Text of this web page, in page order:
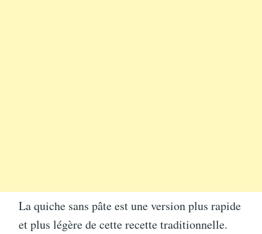
La quiche sans pâte est une version plus rapide
et plus légère de cette recette traditionnelle.